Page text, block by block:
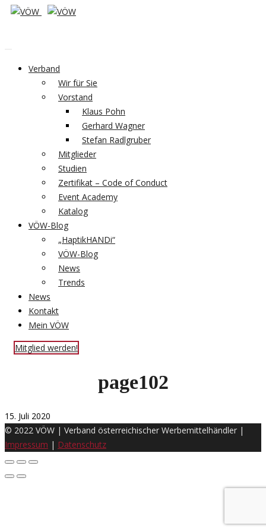
Verband
Wir für Sie
Vorstand
Klaus Pohn
Gerhard Wagner
Stefan Radlgruber
Mitglieder
Studien
Zertifikat – Code of Conduct
Event Academy
Katalog
VÖW-Blog
„HaptikHANDi“
VÖW-Blog
News
Trends
News
Kontakt
Mein VÖW
Mitglied werden!
page102
15. Juli 2020
© 2022 VÖW | Verband österreichischer Werbemittelhändler |
Impressum | Datenschutz